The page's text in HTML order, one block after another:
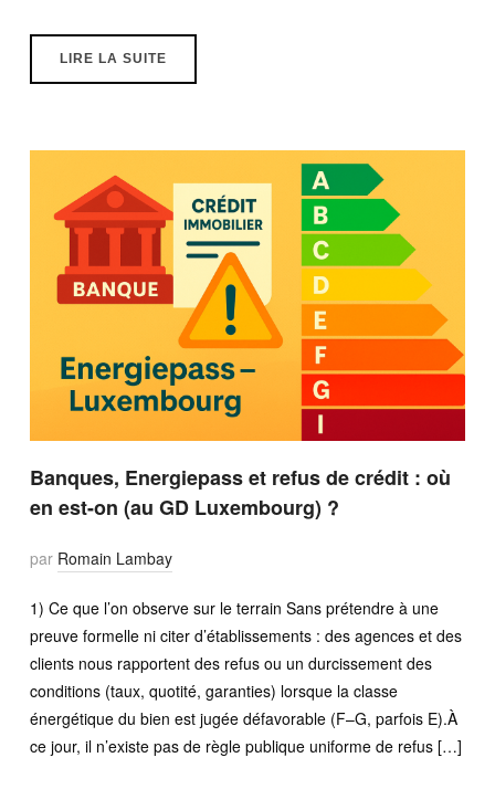
LIRE LA SUITE
Banques, Energiepass et refus de crédit : où
en est-on (au GD Luxembourg) ?
par Romain Lambay
1) Ce que l’on observe sur le terrain Sans prétendre à une
preuve formelle ni citer d’établissements : des agences et des
clients nous rapportent des refus ou un durcissement des
conditions (taux, quotité, garanties) lorsque la classe
énergétique du bien est jugée défavorable (F–G, parfois E).À
ce jour, il n’existe pas de règle publique uniforme de refus […]